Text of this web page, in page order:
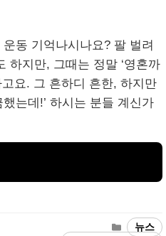
동 기억나시나요? 팔 벌려
지만, 그때는 정말 ‘영혼까
요. 그 흔하디 흔한, 하지만
는데!’ 하시는 분들 계신가
Categories
뉴스